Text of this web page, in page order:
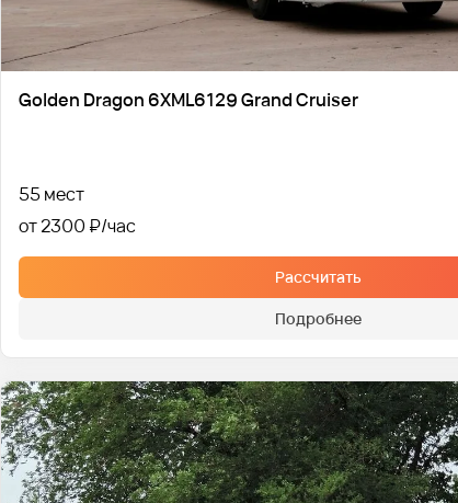
Golden Dragon 6XML6129 Grand Cruiser
55 мест
от 2300 ₽
Рассчитать
Подробнее